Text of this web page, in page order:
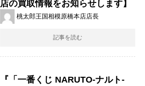
店の買取情報をお知らせします】
桃太郎王国相模原橋本店店長
記事を読む
『「一番くじ NARUTO-ナルト-